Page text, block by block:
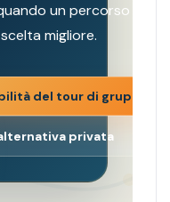
un percorso
migliore.
del tour di gruppo
privata